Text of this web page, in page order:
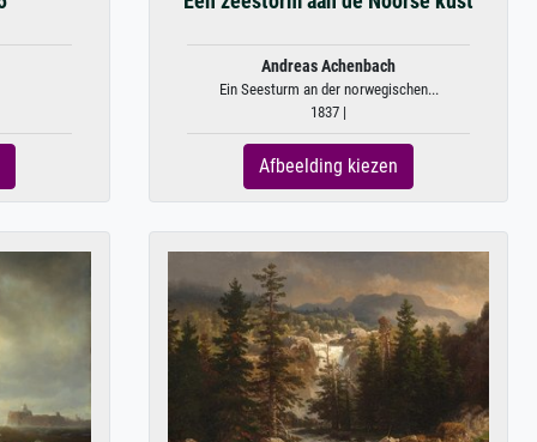
Andreas Achenbach
Ein Seesturm an der norwegischen...
1837 |
Afbeelding kiezen